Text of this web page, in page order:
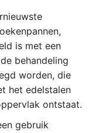
is met een
behandeling
worden, die
het edelstalen
ontstaat.
gebruik